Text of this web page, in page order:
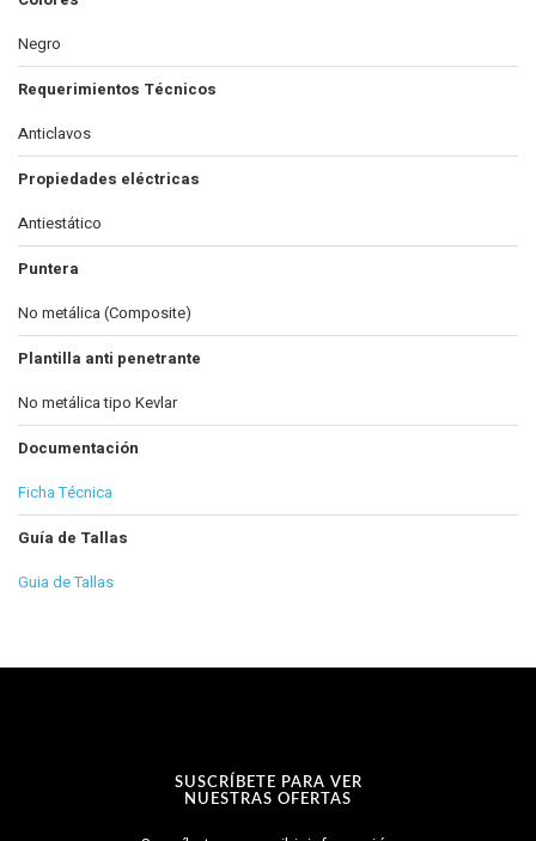
Negro
Requerimientos Técnicos
Anticlavos
Propiedades eléctricas
Antiestático
Puntera
No metálica (Composite)
Plantilla anti penetrante
No metálica tipo Kevlar
Documentación
Ficha Técnica
Guía de Tallas
Guia de Tallas
SUSCRÍBETE PARA VER
NUESTRAS OFERTAS